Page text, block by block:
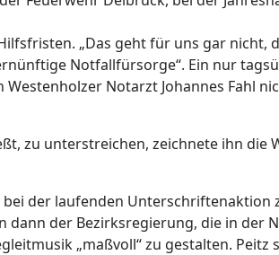
„Das geht für uns gar nicht,
Notfallfürsorge“. Ein nur
Notarzt Johannes Fahl
zu unterstreichen, zeichnete ihn die
der laufenden Unterschriftenaktion
der Bezirksregierung, die in der
„maßvoll“ zu gestalten. Peitz